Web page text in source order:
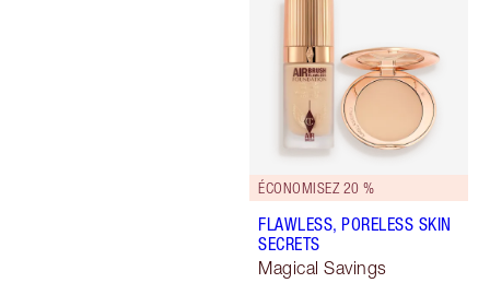
ÉCONOMISEZ 20 %
FLAWLESS, PORELESS SKIN
SECRETS
Magical Savings